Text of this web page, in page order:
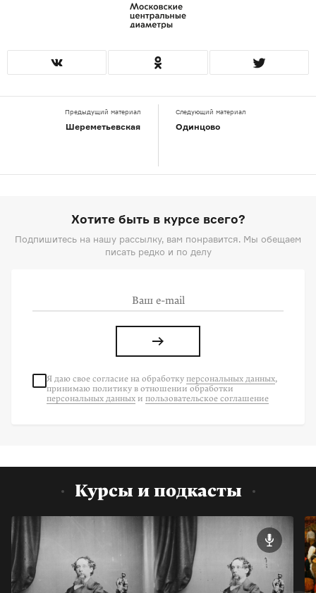
Предыдущий материал
Шереметьевская
Следующий материал
Одинцово
Хотите быть в курсе всего?
Подпишитесь на нашу рассылку, вам понравится. Мы обещаем
писать редко и по делу
Я даю свое согласие на обработку персональных данных,
принимаю политику в отношении обработки
персональных данных и пользовательское соглашение
Курсы и подкасты